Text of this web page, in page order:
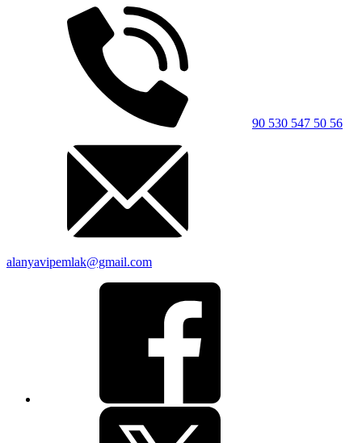
90 530 547 50 56
alanyavipemlak@gmail.com